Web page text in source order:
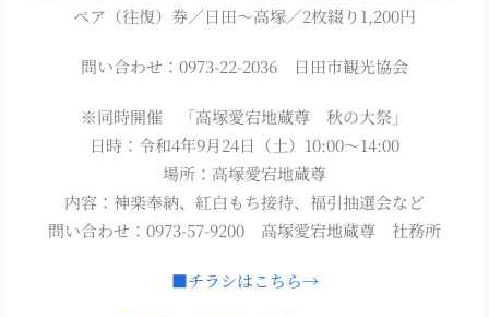
ペア（往復）券／日田～高塚／2枚綴り1,200円
問い合わせ：0973-22-2036 日田市観光協会
※同時開催 「高塚愛宕地蔵尊 秋の大祭」
日時：令和4年9月24日（土）10:00～14:00
場所：高塚愛宕地蔵尊
内容：神楽奉納、紅白もち接待、福引抽選会など
問い合わせ：0973-57-9200 高塚愛宕地蔵尊 社務所
■チラシはこちら→